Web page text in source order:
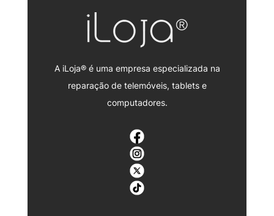
A iLoja® é uma empresa especializada na
reparação de telemóveis, tablets e
computadores.